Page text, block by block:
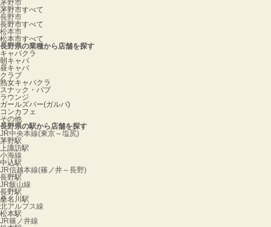
茅野市
茅野市すべて
長野市
長野市すべて
松本市
松本市すべて
長野県の業種から店舗を探す
キャバクラ
朝キャバ
昼キャバ
クラブ
熟女キャバクラ
スナック・パブ
ラウンジ
ガールズバー(ガルバ)
コンカフェ
その他
長野県の駅から店舗を探す
JR中央本線(東京～塩尻)
茅野駅
上諏訪駅
小海線
中込駅
JR信越本線(篠ノ井～長野)
長野駅
JR飯山線
長野駅
桑名川駅
北アルプス線
松本駅
JR篠ノ井線